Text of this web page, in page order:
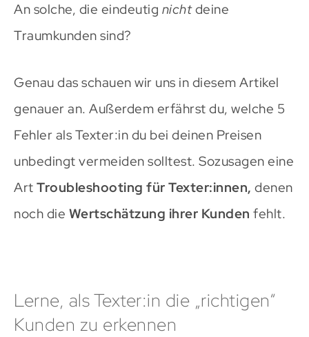
An solche, die eindeutig nichtdeine
Traumkunden sind?
Genau das schauen wir uns in diesem Artikel
genauer an. Außerdem erfährst du, welche 5
Fehler als Texter:in du bei deinen Preisen
unbedingt vermeiden solltest. Sozusagen eine
Art Troubleshooting für Texter:innen, denen
noch die Wertschätzung ihrer Kunden fehlt.
Lerne, als Texter:in die „richtigen“
Kunden zu erkennen